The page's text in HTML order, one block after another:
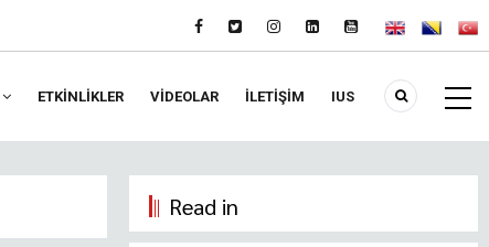
ETKİNLİKLER VIDEOLAR İLETİŞİM IUS
Read in